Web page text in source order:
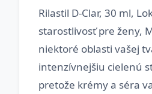
Rilastil D-Clar, 30 ml,
starostlivosť pre ženy,
niektoré oblasti vašej
intenzívnejšiu cielenú
pretože krémy a séra